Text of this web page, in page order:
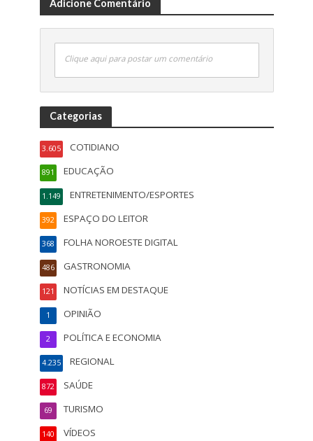
Adicione Comentário
Clique aqui para postar um comentário
Categorias
COTIDIANO
3.605
EDUCAÇÃO
891
ENTRETENIMENTO/ESPORTES
1.149
ESPAÇO DO LEITOR
392
FOLHA NOROESTE DIGITAL
368
GASTRONOMIA
486
NOTÍCIAS EM DESTAQUE
121
OPINIÃO
1
POLÍTICA E ECONOMIA
2
REGIONAL
4.235
SAÚDE
872
TURISMO
69
VÍDEOS
140